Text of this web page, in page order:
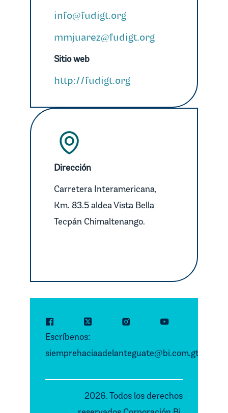
info@fudigt.org
mmjuarez@fudigt.org
Sitio web
http://fudigt.org
Dirección
Carretera Interamericana,
Km. 83.5 aldea Vista Bella
Tecpán Chimaltenango.
Escríbenos:
siemprehaciaadelanteguate@bi.com.gt
2026. Todos los derechos